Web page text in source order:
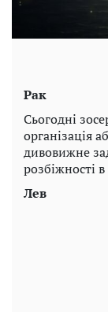
Рак
Сьогодні
організація
дивовижне
розбіжності
Лев